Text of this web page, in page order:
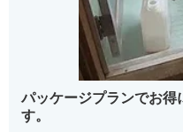
パッケージプランでお得
す。